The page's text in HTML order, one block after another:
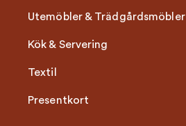
Utemöbler & Trädgårdsmöbler
Kök & Servering
Textil
Presentkort